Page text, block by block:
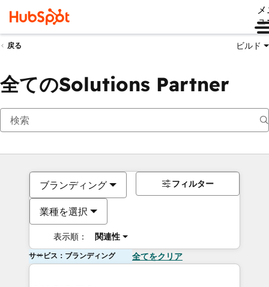
ュ
戻る ビルド
全てのSolutions Partner
ブランディング
業種を選択
表示順： 関連性
フィルター
サービス：ブランディング 全てをクリア